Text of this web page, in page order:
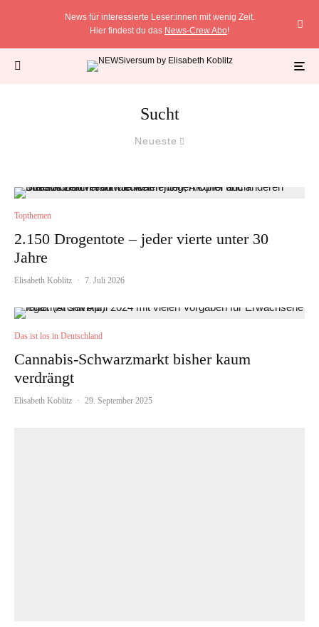
News für interessierte Leser:innen mit wenig Zeit.
Hier findest du das News-Crew Abo!
Sucht
Neueste
Topthemen
2.150 Drogentote – jeder vierte unter 30
Jahre
Elisabeth Koblitz · 7. Juli 2026
Das ist los in Deutschland
Cannabis-Schwarzmarkt bisher kaum
verdrängt
Elisabeth Koblitz · 29. September 2025